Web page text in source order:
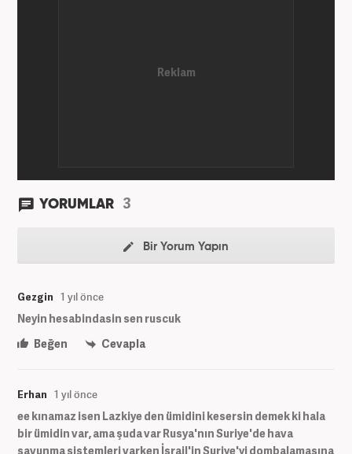
YORUMLAR 3
Bir Yorum Yapın
Gezgin 1 yıl önce
Neyin hesabindasin sen ruscuk
Beğen
Cevapla
Erhan 1 yıl önce
ee kınamaz isen Lazkiye den ümidini kesersin demek ki hala
bir ümidin var, ama şuda var Rusya'nın Suriye'de hava
savunma sistemleri varken İsrail'in Suriye'yi dombalamasına